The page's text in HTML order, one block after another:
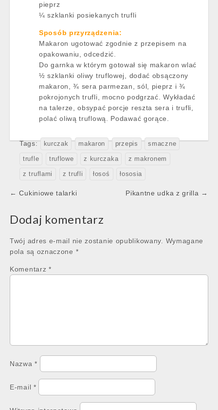
pieprz
¼ szklanki posiekanych trufli
Sposób przyrządzenia:
Makaron ugotować zgodnie z przepisem na
opakowaniu, odcedzić.
Do garnka w którym gotował się makaron wlać
½ szklanki oliwy truflowej, dodać obsączony
makaron, ¾ sera parmezan, sól, pieprz i ¾
pokrojonych trufli, mocno podgrzać. Wykładać
na talerze, obsypać porcje reszta sera i trufli,
polać oliwą truflową. Podawać gorące.
Tags: kurczak makaron przepis smaczne
trufle truflowe z kurczaka z makronem
z truflami z trufli łosoś łososia
Post
← Cukiniowe talarki Pikantne udka z grilla →
Dodaj komentarz
Twój adres e-mail nie zostanie opublikowany.
Wymagane
pola są oznaczone *
Komentarz *
Nazwa*
E-mail *